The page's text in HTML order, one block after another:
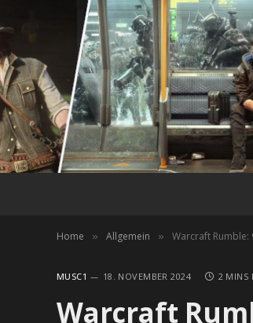
Home » Allgemein » Warcraft Rumble:
MUSC1 18. NOVEMBER 2024 2 MINS
Warcraft